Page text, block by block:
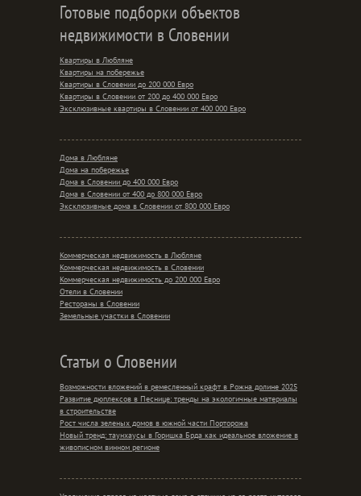
Готовые подборки объектов
недвижимости в Словении
Квартиры в Любляне
Квартиры на побережье
Квартиры в Словении до 200 000 Евро
Квартиры в Словении от 200 до 400 000 Евро
Эксклюзивные квартиры в Словении от 400 000 Евро
Дома в Любляне
Дома на побережье
Дома в Словении до 400 000 Евро
Дома в Словении от 400 до 800 000 Евро
Эксклюзивные дома в Словении от 800 000 Евро
Коммерческая недвижимость в Любляне
Коммерческая недвижимость в Словении
Коммерческая недвижимость до 200 000 Евро
Отели в Словении
Рестораны в Словении
Земельные участки в Словении
Статьи о Словении
Возможности вложений в ремесленный крафт в Рожна долине 2025
Развитие дюплексов в Песнице: тренды на экологичные материалы
в строительстве
Рост числа зеленых домов в южной части Порторожа
Новый тренд: таунхаусы в Горишка Брда как идеальное вложение в
живописном винном регионе